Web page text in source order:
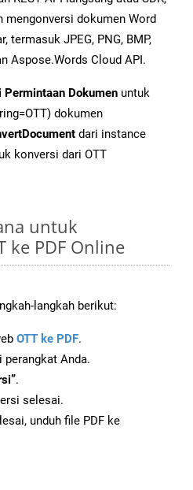
mengonversi dokumen Word
termasuk JPEG, PNG, BMP,
Aspose.Words Cloud API.
Permintaan Dokumen untuk
dokumen
dari instance
konversi dari OTT
untuk
ke PDF Online
langkah berikut:
OTT ke PDF.
perangkat Anda.
.
selesai.
unduh file PDF ke